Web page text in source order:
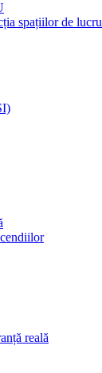
spațiilor de lucru
reală